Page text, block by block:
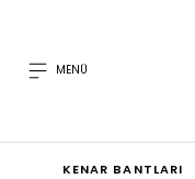
MENÜ
KENAR BANTLARI